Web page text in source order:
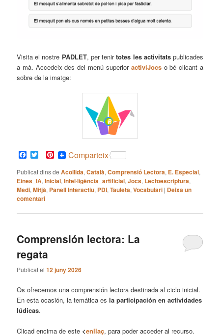
Visita el nostre PADLET, per tenirtotes les activitatspublicades
a mà. Accedeix des del menú superior activiJocso bé clicant a
sobre de la imatge:
Facebook
TwitterPinterest
Comparteix
Publicat dins de Acollida,Català,Comprensió Lectora, E. Especial,
Eines_IA,Inicial,Intel·ligència_artificial,Jocs, Lectoescriptura,
Medi,Mitjà, Panell Interactiu, PDI,Tauleta,Vocabulari | Deixa un
comentari
Comprensión lectora: La
regata
Publicat el12 juny 2026
Os ofrecemos una comprensión lectora destinada al ciclo inicial.
En esta ocasión, la temática esla participación en actividades
lúdicas.
Clicad encima de este <enllaç, para poder acceder al recurso.